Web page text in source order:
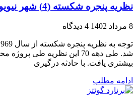
نظریه پنجره شکسته (4) شهر نیویورک تغییر می‌کند!
8 مرداد 1402 4 دیدگاه
شد. طی دهه 70 این نظریه طی
بیشتری یافت. با حادثه درگیری
ادامه مطلب